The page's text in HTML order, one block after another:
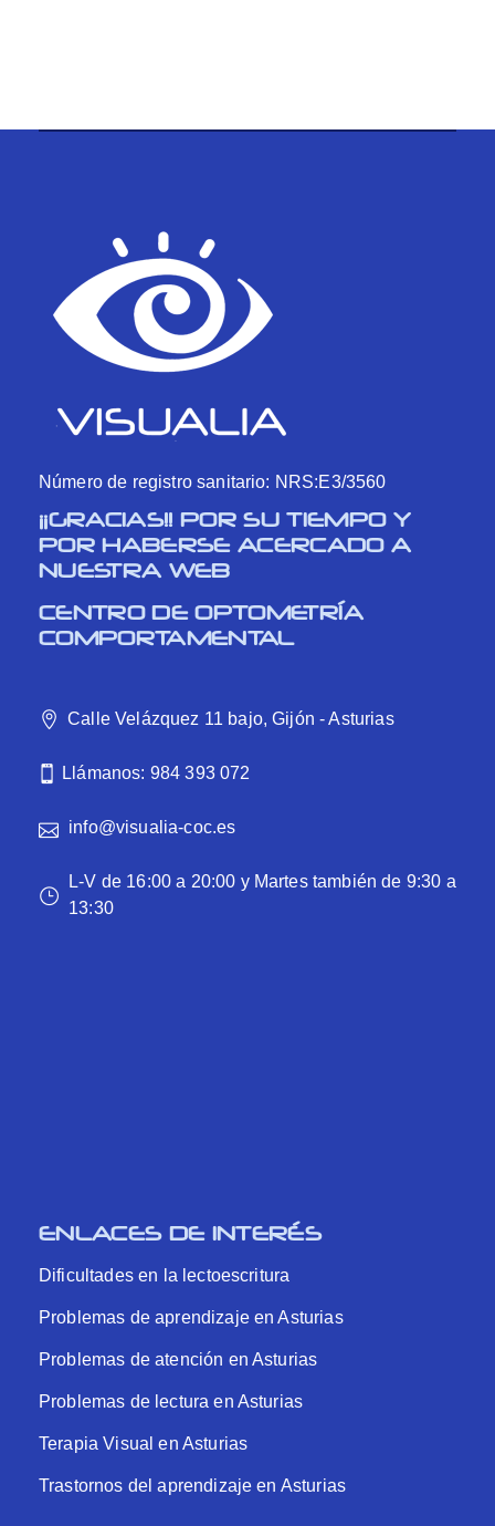
Número de registro sanitario: NRS:E3/3560
¡¡GRACIAS!! POR SU TIEMPO Y
POR HABERSE ACERCADO A
NUESTRA WEB
CENTRO DE OPTOMETRÍA
COMPORTAMENTAL
Calle Velázquez 11 bajo, Gijón - Asturias
Llámanos: 984 393 072
info@visualia-coc.es
L-V de 16:00 a 20:00 y Martes también de 9:30 a
13:30
ENLACES DE INTERÉS
Dificultades en la lectoescritura
Problemas de aprendizaje en Asturias
Problemas de atención en Asturias
Problemas de lectura en Asturias
Terapia Visual en Asturias
Trastornos del aprendizaje en Asturias